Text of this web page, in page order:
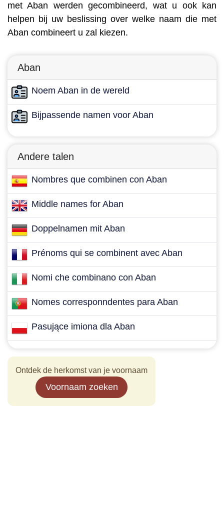
met Aban werden gecombineerd, wat u ook kan
helpen bij uw beslissing over welke naam die met
Aban combineert u zal kiezen.
Aban
Noem Aban in de wereld
Bijpassende namen voor Aban
Andere talen
Nombres que combinen con Aban
Middle names for Aban
Doppelnamen mit Aban
Prénoms qui se combinent avec Aban
Nomi che combinano con Aban
Nomes corresponndentes para Aban
Pasujące imiona dla Aban
Ontdek de herkomst van je voornaam
Voornaam zoeken